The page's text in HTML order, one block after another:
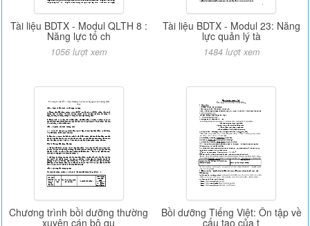
Tài liệu BDTX - Modul QLTH 8 :
Năng lực tổ ch
1056 lượt xem
Tài liệu BDTX - Modul 23: Năng
lực quản lý tà
1484 lượt xem
Chương trình bồi dưỡng thường
xuyên cán bộ qu
Bồi dưỡng Tiếng Việt: Ôn tập về
cấu tạo của t